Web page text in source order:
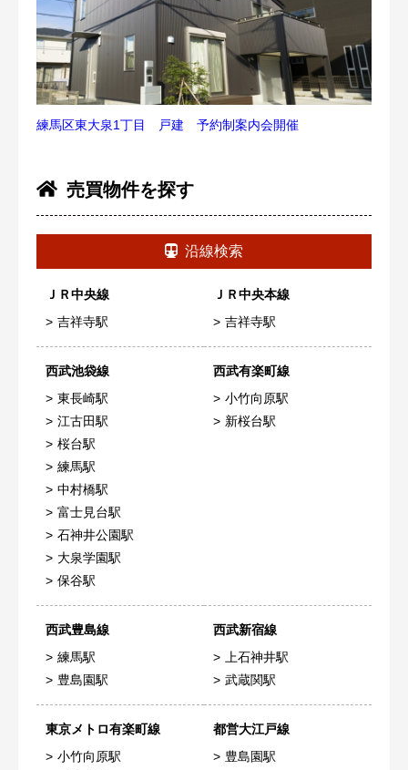
練馬区東大泉1丁目 戸建 予約制案内会開催
売買物件を探す
沿線検索
ＪＲ中央線
吉祥寺駅
ＪＲ中央本線
吉祥寺駅
西武池袋線
東長崎駅
江古田駅
桜台駅
練馬駅
中村橋駅
富士見台駅
石神井公園駅
大泉学園駅
保谷駅
西武有楽町線
小竹向原駅
新桜台駅
西武豊島線
練馬駅
豊島園駅
西武新宿線
上石神井駅
武蔵関駅
東京メトロ有楽町線
小竹向原駅
都営大江戸線
豊島園駅